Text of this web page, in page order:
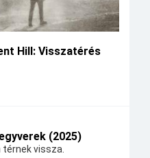
Hill: Visszatérés
(2025)
térnek vissza.